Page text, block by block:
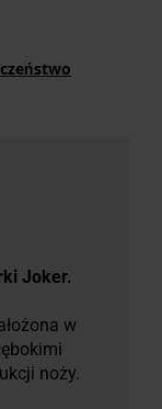
Joker.
w
noży.